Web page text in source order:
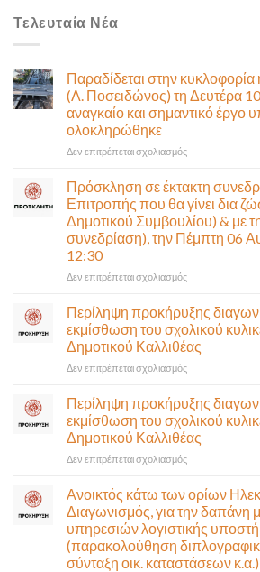
Τελευταία Νέα
Παραδίδεται στην
(Λ. Ποσειδώνος) τη Δευτέρα
αναγκαίο και σημαντικό έργο
ολοκληρώθηκε
Δεν επιτρέπεται σχολιασμόςστο
κυκλοφορία
η
Παλαιά
Παραλιακή
Ποσειδώνος)
10
Αυγούστου-
Ένα
αναγκαίο
σημαντικό
έργο
υποδομής
ολοκληρώθηκε
Πρόσκληση σε έκτακτη
Επιτροπής που θα γίνει δια
Δημοτικού Συμβουλίου) & με
συνεδρίαση), την Πέμπτη 06
12:30
Δεν επιτρέπεται σχολιασμόςστο
σε
έκτακτη
συνεδρίαση
της
Δημοτικής
που
θα
γίνει
δια
ζώσης
αίθουσα
Δημοτικού
Συμβουλίου)
&
με
τηλεδιάσκεψη
Περίληψη προκήρυξης
εκμίσθωση του σχολικού
Δημοτικού Καλλιθέας
Δεν επιτρέπεται σχολιασμόςστο
προκήρυξης
διαγωνισμού
για
την
εκμίσθωση
σχολικού
κυλικείου
του
1ου
Δημοτικού
Καλλιθέας
Περίληψη προκήρυξης
εκμίσθωση του σχολικού
Δημοτικού Καλλιθέας
Δεν επιτρέπεται σχολιασμόςστο
προκήρυξης
διαγωνισμού
για
την
εκμίσθωση
του
Ανοικτός κάτω των ορίων
Διαγωνισμός, για την δαπάνη
υπηρεσιών λογιστικής
(παρακολούθηση
σύνταξη οικ. καταστάσεων κ.α.)